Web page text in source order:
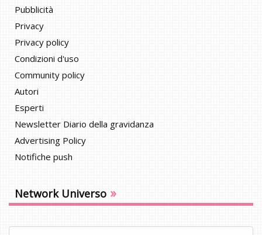
Pubblicità
Privacy
Privacy policy
Condizioni d'uso
Community policy
Autori
Esperti
Newsletter Diario della gravidanza
Advertising Policy
Notifiche push
Network Universo »